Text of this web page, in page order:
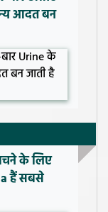
आदत बन
के लिए
हैं सबसे